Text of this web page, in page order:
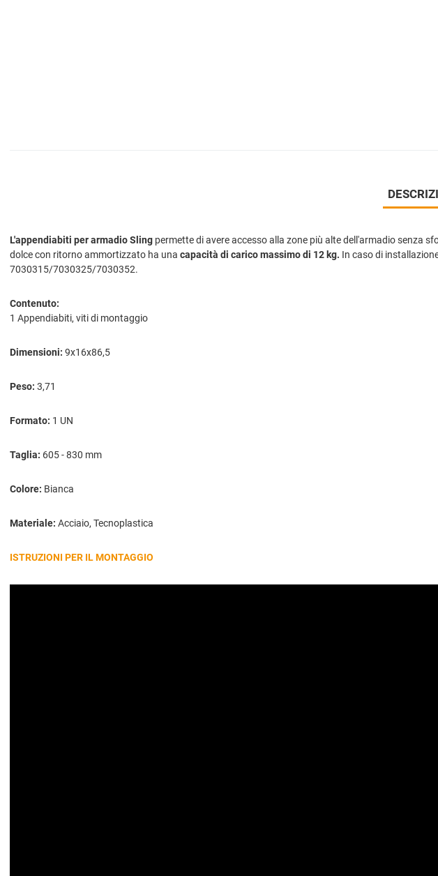
L'appendiabiti per armadio Sling permette di avere accesso alla zone più alte dell'armadio senza
dolce con ritorno ammortizzato ha una capacità di carico massimo di 12 kg. In caso di
7030315/7030325/7030352.
Contenuto:
1 Appendiabiti, viti di montaggio
Dimensioni: 9x16x86,5
Peso: 3,71
Formato: 1 UN
Taglia: 605 - 830 mm
Colore: Bianca
Materiale: Acciaio, Tecnoplastica
ISTRUZIONI PER IL MONTAGGIO